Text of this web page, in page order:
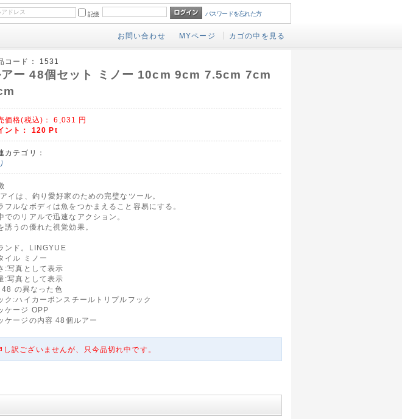
記憶 パスワードを忘れた方
お問い合わせ MYページ カゴの中を見る
コード： 1531
アー 48個セット ミノー 10cm 9cm 7.5cm 7cm
価格(税込)：6,031 円
ント： 120Pt
カテゴリ：
イは、釣り愛好家のための完璧なツール。
フルなボディは魚をつかまえること容易にする。
でのリアルで迅速なアクション。
誘うの優れた視覚効果。
ンド。LINGYUE
イル ミノー
:写真として表示
:写真として表示
48 の異なった色
ク:ハイカーボンスチールトリプルフック
ケージ OPP
ケージの内容 48個ルアー
し訳ございませんが、只今品切れ中です。